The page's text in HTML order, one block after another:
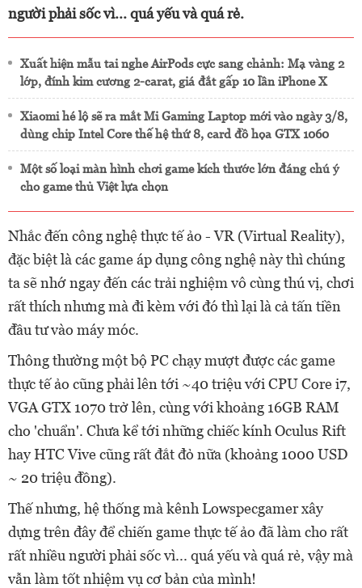
người phải sốc vì... quá yếu và quá rẻ.
Xuất hiện mẫu tai nghe AirPods cực sang chảnh: Mạ vàng 2
lớp, đính kim cương 2-carat, giá đắt gấp 10 lần iPhone X
Xiaomi hé lộ sẽ ra mắt Mi Gaming Laptop mới vào ngày 3/8,
dùng chip Intel Core thế hệ thứ 8, card đồ họa GTX 1060
Một số loại màn hình chơi game kích thước lớn đáng chú ý
cho game thủ Việt lựa chọn
Nhắc đến công nghệ thực tế ảo - VR (Virtual Reality),
đặc biệt là các game áp dụng công nghệ này thì chúng
ta sẽ nhớ ngay đến các trải nghiệm vô cùng thú vị, chơi
rất thích nhưng mà đi kèm với đó thì lại là cả tấn tiền
đầu tư vào máy móc.
Thông thường một bộ PC chạy mượt được các game
thực tế ảo cũng phải lên tới ~40 triệu với CPU Core i7,
VGA GTX 1070 trở lên, cùng với khoảng 16GB RAM
cho 'chuẩn'. Chưa kể tới những chiếc kính Oculus Rift
hay HTC Vive cũng rất đắt đỏ nữa (khoảng 1000 USD
~ 20 triệu đồng).
Thế nhưng, hệ thống mà kênh Lowspecgamer xây
dựng trên đây để chiến game thực tế ảo đã làm cho rất
rất nhiều người phải sốc vì... quá yếu và quá rẻ, vậy mà
vẫn làm tốt nhiệm vụ cơ bản của mình!